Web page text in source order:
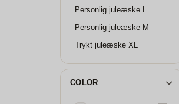
Personlig juleæske L
Personlig juleæske M
Trykt juleæske XL
COLOR